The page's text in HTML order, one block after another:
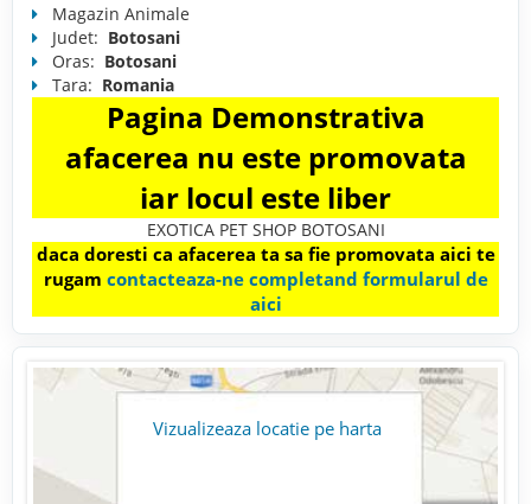
Magazin Animale
Judet: Botosani
Oras: Botosani
Tara: Romania
Pagina Demonstrativa
afacerea nu este promovata
iar locul este liber
EXOTICA PET SHOP BOTOSANI
daca doresti ca afacerea ta sa fie promovata aici te
rugam contacteaza-ne completand formularul de
aici
Vizualizeaza locatie pe harta